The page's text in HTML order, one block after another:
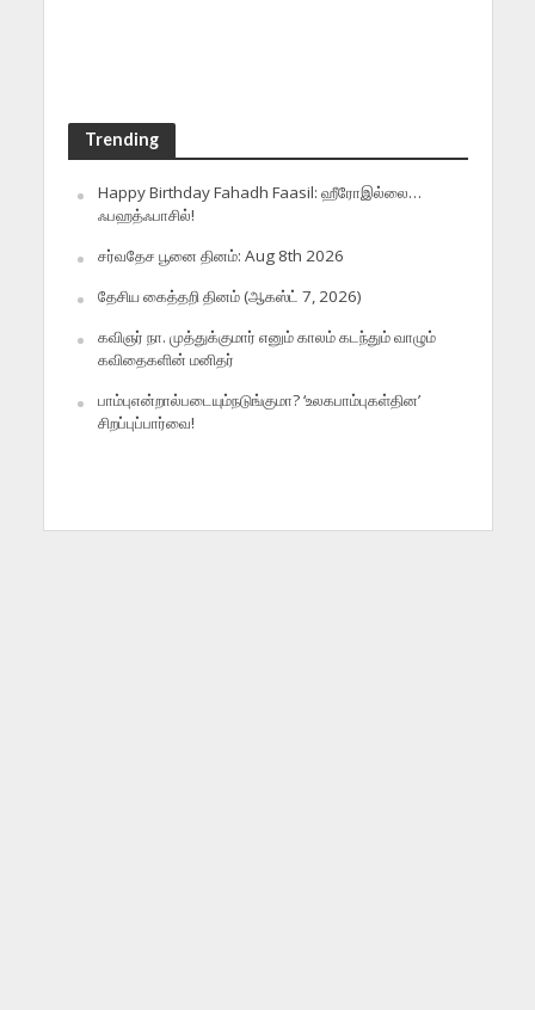
Trending
Happy Birthday Fahadh Faasil: ஹீரோஇல்லை…
ஃபஹத்ஃபாசில்!
சர்வதேச பூனை தினம்: Aug 8th 2026
தேசிய கைத்தறி தினம் (ஆகஸ்ட் 7, 2026)
கவிஞர் நா. முத்துக்குமார் எனும் காலம் கடந்தும் வாழும்
கவிதைகளின் மனிதர்
பாம்புஎன்றால்படையும்நடுங்குமா? ‘உலகபாம்புகள்தின’
சிறப்புப்பார்வை!